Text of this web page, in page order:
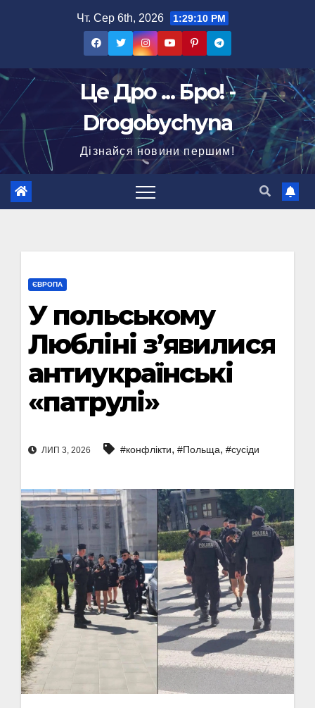
Чт. Сер 6th, 2026 1:29:11 PM
Це Дро ... Бро! -
Drogobychyna
Дізнайся новини першим!
ЄВРОПА
У польському
Любліні з’явилися
антиукраїнські
«патрулі»
ЛИП 3, 2026 #конфлікти, #Польща, #сусіди